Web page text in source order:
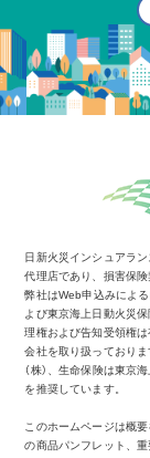
日新火災インシュアラ
代理店であり、損害保
弊社はWeb申込みによる
よび東京海上日動火災
理権および告知受領権
会社を取り扱っており
（株）、生命保険は東
を推奨しています。
このホームページは概
の商品パンフレット、